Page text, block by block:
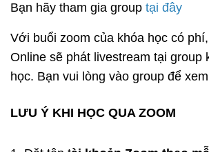
Bạn hãy tham gia group tại đây
Với buổi zoom của khóa học có
Online sẽ phát livestream tại group
học. Bạn vui lòng vào group để
LƯU Ý KHI HỌC QUA ZOOM